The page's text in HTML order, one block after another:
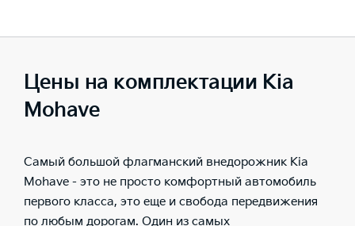
—
—
Цены на комплектации Kia
Mohave
Самый большой флагманский внедорожник Kia
Mohave - это не просто комфортный автомобиль
первого класса, это еще и свобода передвижения
по любым дорогам. Один из самых